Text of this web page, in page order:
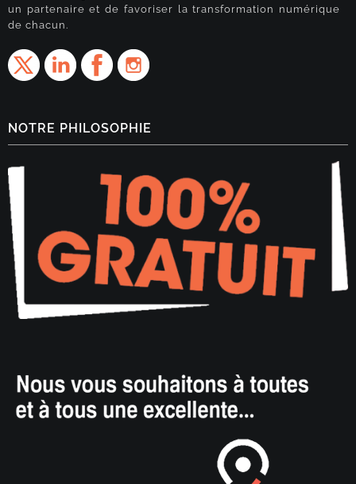
un partenaire et de favoriser la transformation numérique
de chacun.
NOTRE PHILOSOPHIE